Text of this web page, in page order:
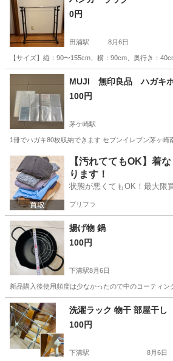
0円
田浦駅 8月6日
【サイズ】縦：90〜155cm、横：90cm、奥行き：
神奈川 横須賀市 田浦駅 洗濯用品
MUJI 無印良品 ハガキ
100円
茅ケ崎駅
1冊でハガキ80枚収納できます セブンイレブン茅ヶ
神奈川 茅ヶ崎市 茅ケ崎駅 生活雑貨
【汚れててもOK】着
ります！
状態が悪くてもOK！最大限
プリフラ
揚げ物 鍋
100円
下溝駅8月6日
新品購入後使用頻度は少なかったので中のコーティ
神奈川 愛甲郡 下溝駅 調理器具
洗濯ラック 物干 部屋干し
100円
下溝駅 8月6日